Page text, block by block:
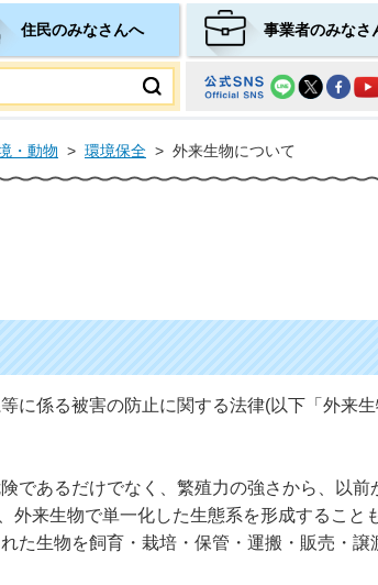
住民のみなさんへ 事業者のみなさ
・動物 > 環境保全 > 外来生物について
に係る被害の防止に関する法律(以下「外来
であるだけでなく、繁殖力の強さから、以
来生物で単一化した生態系を形成すること
た生物を飼育・栽培・保管・運搬・販売・譲